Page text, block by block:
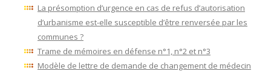
La présomption d’urgence en cas de refus d’autorisation
d’urbanisme est-elle susceptible d’être renversée par les
communes ?
Trame de mémoires en défense n°1, n°2 et n°3
Modèle de lettre de demande de changement de médecin